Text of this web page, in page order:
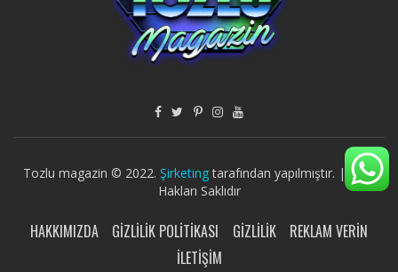
Tozlu magazin © 2022. Şirketingtarafından yapılmıştır. | Tüm
Hakları Saklıdır
HAKKIMIZDA GIZLILIK POLITIKASI GIZLILIK
REKLAM VERIN
İLETIŞIM